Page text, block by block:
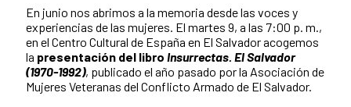
En junio nos abrimos a la memoria desde las voces y
experiencias de las mujeres. El martes 9, a las 7:00 p. m.,
en el Centro Cultural de España en El Salvador acogemos
la presentación del libro Insurrectas. El Salvador
(1970-1992), publicado el año pasado por la Asociación de
Mujeres Veteranas del Conflicto Armado de El Salvador.